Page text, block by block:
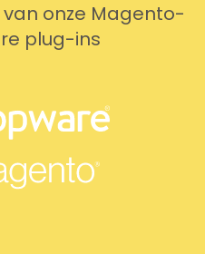
onze Magento-
plug-ins